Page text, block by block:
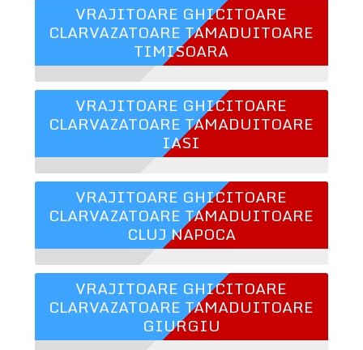
VRAJITOARE GHICITOARE
CLARVAZATOARE TAMADUITOARE
TIMISOARA
VRAJITOARE GHICITOARE
CLARVAZATOARE TAMADUITOARE
IASI
VRAJITOARE GHICITOARE
CLARVAZATOARE TAMADUITOARE
CLUJ NAPOCA
VRAJITOARE GHICITOARE
CLARVAZATOARE TAMADUITOARE
GIURGIU